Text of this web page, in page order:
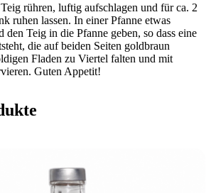
rühren, luftig aufschlagen und für ca. 2
ruhen lassen. In einer Pfanne etwas
den Teig in die Pfanne geben, so dass eine
die auf beiden Seiten goldbraun
Fladen zu Viertel falten und mit
Guten Appetit!